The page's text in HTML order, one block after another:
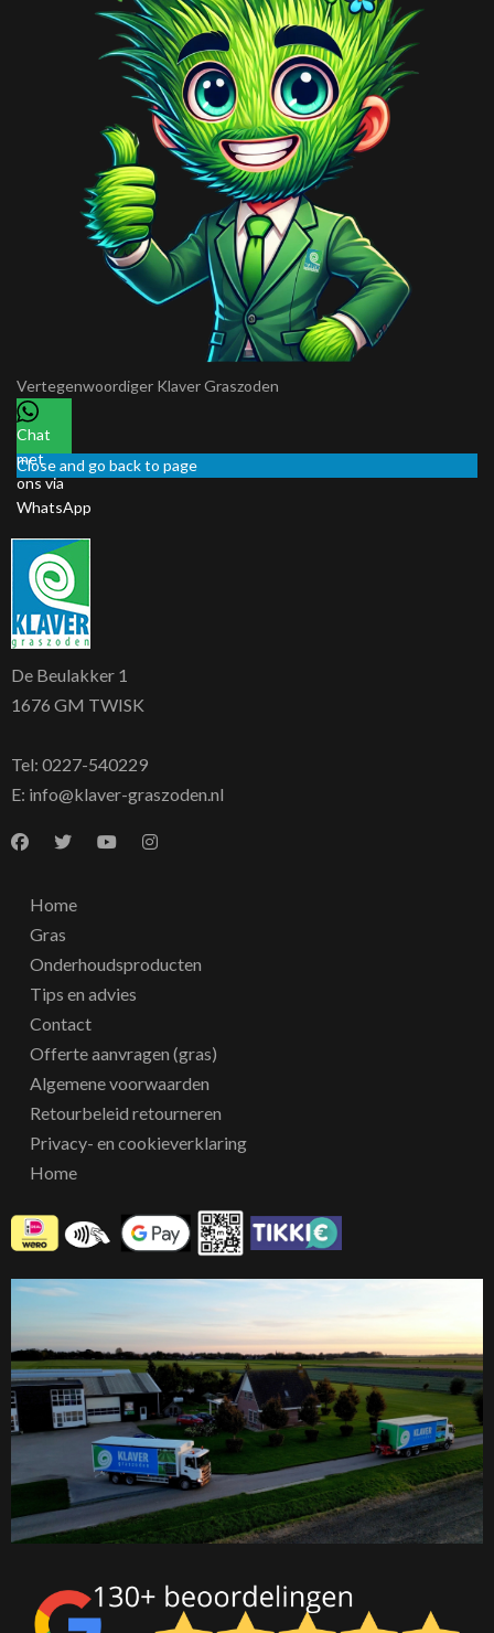
Vertegenwoordiger Klaver Graszoden
Chat
met
ons via
WhatsApp
Close and go back to page
De Beulakker 1
1676 GM TWISK
Tel: 0227-540229
E: info@klaver-graszoden.nl
Home
Gras
Onderhoudsproducten
Tips en advies
Contact
Offerte aanvragen (gras)
Algemene voorwaarden
Retourbeleid retourneren
Privacy- en cookieverklaring
Home